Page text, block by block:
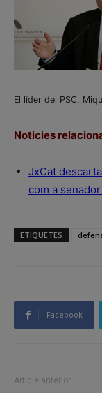
El líder del PSC,
Noticies
JxCat
com a senador
ETIQUETES
Facebook
Article anterior